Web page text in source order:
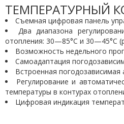
ТЕМПЕРАТУРНЫЙ
Съемная цифровая панель
Два диапазона
отопления: 30—85°С и 30—45°С
Возможность недельного
Самоадаптация
Встроенная погодозависимая
Регулирование и
температуры в контурах
Цифровая индикация